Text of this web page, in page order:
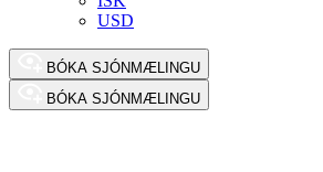
USD
BÓKA SJÓNMÆLINGU
BÓKA SJÓNMÆLINGU